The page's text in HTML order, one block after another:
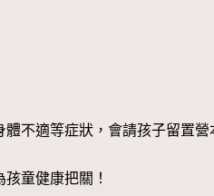
不適等症狀，會請孩子留置營
童健康把關！